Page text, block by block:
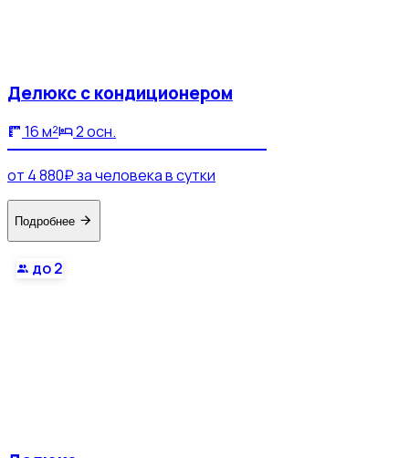
Делюкс с кондиционером
16 м² 2 осн.
от 4 880₽ за человека в сутки
Подробнее
до 2